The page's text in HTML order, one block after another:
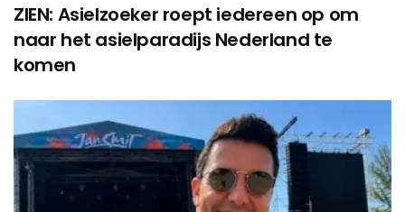
ZIEN: Asielzoeker roept iedereen op om
naar het asielparadijs Nederland te
komen